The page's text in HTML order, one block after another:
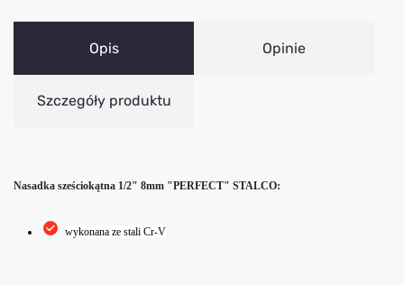
Opis Opinie
Szczegóły produktu
Nasadka sześciokątna 1/2" 8mm "PERFECT" STALCO:
wykonana ze stali Cr-V